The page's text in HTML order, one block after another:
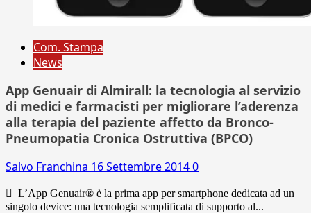
Com. Stampa
News
App Genuair di Almirall: la tecnologia al servizio
di medici e farmacisti per migliorare l’aderenza
alla terapia del paziente affetto da Bronco-
Pneumopatia Cronica Ostruttiva (BPCO)
Salvo Franchina 16 Settembre 20140
 L’App Genuair® è la prima app per smartphone dedicata ad un
singolo device: una tecnologia semplificata di supporto al...